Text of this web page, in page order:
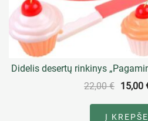
Didelis desertų rinkinys
22,00€ 15,00
Į